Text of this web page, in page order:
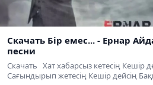
Скачать Бір емес... - Ернар
песни
Скачать Хат хабарсыз кетесің Кешір
Сағындырып жетесің Кешір дейсің